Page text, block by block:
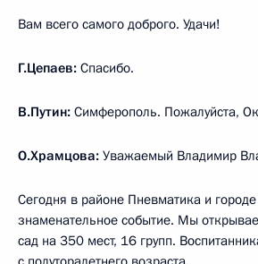
Вам всего самого доброго. Удачи!
Г.Цепаев: Спасибо.
В.Путин: Симферополь. Пожалуйста,
О.Храмцова: Уважаемый Владимир
Сегодня в районе Пневматика и
знаменательное событие. Мы
сад на 350 мест, 16 групп.